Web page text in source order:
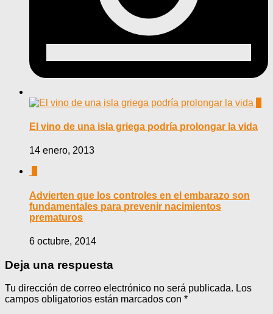
El vino de una isla griega podría prolongar la vida
14 enero, 2013
Advierten que los controles en el embarazo son
fundamentales para prevenir nacimientos
prematuros
6 octubre, 2014
Deja una respuesta
Tu dirección de correo electrónico no será publicada. Los
campos obligatorios están marcados con *